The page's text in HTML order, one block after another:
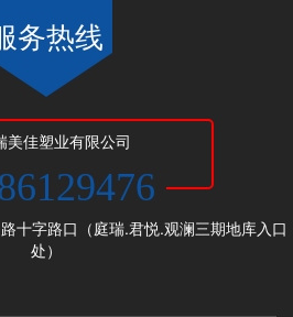
务热线
美佳塑业有限公司
十字路口（庭瑞.君悦.观澜三期地库入口
处）